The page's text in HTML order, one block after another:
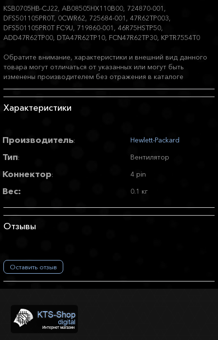
KSB0705HB-CJ22, AB08505HX110B00, 724870-001,
DFS501105PR0T, 0CWR62, 725684-001, 47R62TP003,
DFS501105PR0T FC9U, 719860-001, 46R75HSTP50,
ADD47R62TP00, DTA47R62TP10, FCN47R62TP30, KPTR7554T0
Обратите внимание, характеристики и внешний вид данного
товара могут отличаться от указанных или могут быть
изменены производителем без отражения в каталоге
Характеристики
Производитель: Hewlett-Packard
Тип: Вентилятор
Коннектор: 4 pin
Вес: 0.1 кг
Отзывы
Оставить отзыв